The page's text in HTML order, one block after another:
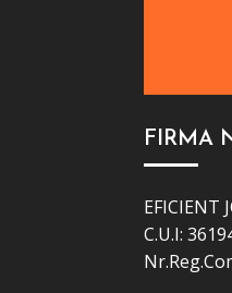
FIRMA
EFICIENT
C.U.I: